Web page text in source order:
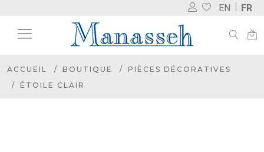
EN FR
ACCUEIL BOUTIQUE
PIÈCES DÉCORATIVES
ÉTOILE CLAIR